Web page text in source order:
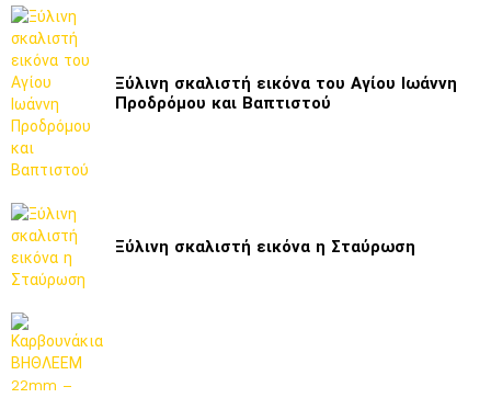
Ξύλινη σκαλιστή εικόνα του Αγίου Ιωάννη
Προδρόμου και Βαπτιστού
Ξύλινη σκαλιστή εικόνα η Σταύρωση